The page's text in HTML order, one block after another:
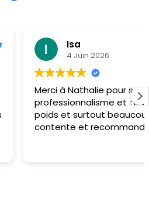
son écoute, son
conseils. J'ai perdu du
centimètres. Je suis très
les yeux fermés.